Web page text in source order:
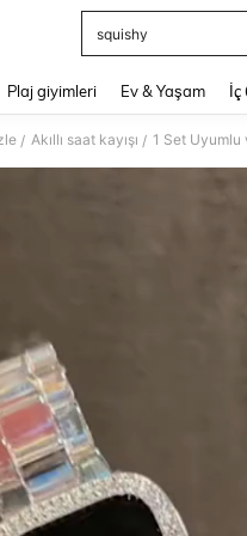
squishy
Plaj giyimleri Ev & Yaşam İç
/ Akıllı saat kayışı /